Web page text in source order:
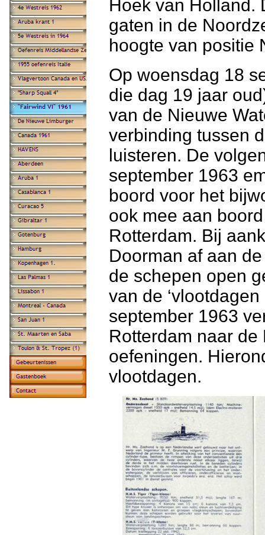
Hoek van Holland.
gaten in de
hoogte van positie
Op woensdag 18
die dag 19 jaar
van de Nieuwe
verbinding tussen
luisteren. De
september 1963
boord voor het
ook mee aan
Rotterdam. Bij
Doorman af aan
de schepen open
van de
september 1963
Rotterdam naar
oefeningen.
vlootdagen.